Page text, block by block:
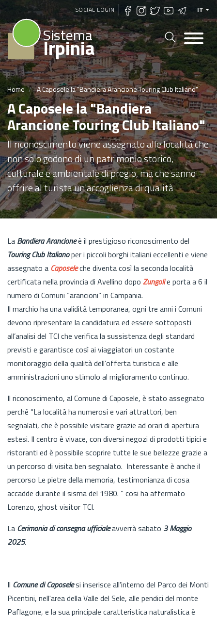
Salta
al
contenuto
principale
SOCIAL LOGIN IT
Sistema
Irpinia
Home A Caposele la "Bandiera Arancione Touring Club Italiano"
A Caposele la "Bandiera
Arancione Touring Club Italiano"
Il riconoscimento viene assegnato alle località che
non solo godono di un patrimonio storico,
culturale e ambientale di pregio, ma che sanno
offrire al turista un'accoglienza di qualità
La Bandiera Arancioneè il prestigioso riconoscimento del
Touring Club Italianoper i piccoli borghi italiani eccellenti e viene
assegnato a Caposeleche diventa così la seconda località
certificata nella provincia di Avellino dopo Zungolie porta a 6 il
numero di Comuni “arancioni” in Campania.
Il marchio ha una validità temporanea, ogni tre anni i Comuni
devono ripresentare la candidatura ed essere sottoposti
all’analisi del TCI che verifica la sussistenza degli standard
previsti e garantisce così ai viaggiatori un costante
monitoraggio della qualità dell’offerta turistica e alle
amministrazioni uno stimolo al miglioramento continuo.
Il riconoscimento, al Comune di Caposele, è stato assegnato
perché “La località ha numerosi e vari attrattori, ben
segnalati, che è possibile visitare grazie ad orari di apertura
estesi. Il centro è vivace, con diversi negozi di prodotti tipici e
ristoranti ed è possibile scoprire tutte le sue bellezze grazie a
un percorso di visita ben segnalato. Interessante è anche il
percorso Le pietre della memoria, testimonianza di cosa
accadde durante il sisma del 1980. ” cosi ha affermato
Lorenzo, ghost visitor TCI.
La Cerimonia di consegna ufficialeavverrà sabato 3 Maggio
2025.
Il Comune di Caposelesi inserisce all'interno del Parco dei Monti
Picentini, nell'area della Valle del Sele, alle pendici del monte
Paflagone, e la sua principale caratteristica naturalistica è